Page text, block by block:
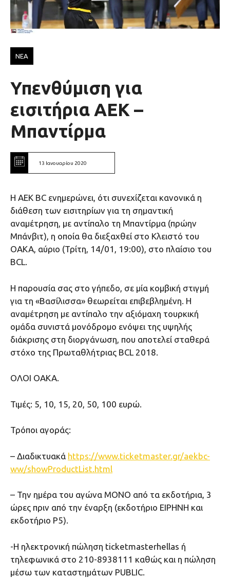
ΝΕΑ
Υπενθύμιση για
εισιτήρια ΑΕΚ –
Μπαντίρμα
13 Ιανουαρίου 2020
Η ΑΕΚ BC ενημερώνει, ότι συνεχίζεται κανονικά η
διάθεση των εισιτηρίων για τη σημαντική
αναμέτρηση, με αντίπαλο τη Μπαντίρμα (πρώην
Μπάνβιτ), η οποία θα διεξαχθεί στο Κλειστό του
ΟΑΚΑ, αύριο (Τρίτη, 14/01, 19:00), στο πλαίσιο του
BCL.
Η παρουσία σας στο γήπεδο, σε μία κομβική στιγμή
για τη «Βασίλισσα» θεωρείται επιβεβλημένη. Η
αναμέτρηση με αντίπαλο την αξιόμαχη τουρκική
ομάδα συνιστά μονόδρομο ενόψει της υψηλής
διάκρισης στη διοργάνωση, που αποτελεί σταθερά
στόχο της Πρωταθλήτριας BCL 2018.
OΛΟΙ ΟΑΚΑ.
Τιμές: 5, 10, 15, 20, 50, 100 ευρώ.
Τρόποι αγοράς:
– Διαδικτυακά https://www.ticketmaster.gr/aekbc-
ww/showProductList.html
– Την ημέρα του αγώνα ΜΟΝΟ από τα εκδοτήρια, 3
ώρες πριν από την έναρξη (εκδοτήριο ΕΙΡΗΝΗ και
εκδοτήριο Ρ5).
-Η ηλεκτρονική πώληση ticketmasterhellas ή
τηλεφωνικά στο 210-8938111 καθώς και η πώληση
μέσω των καταστημάτων PUBLIC.